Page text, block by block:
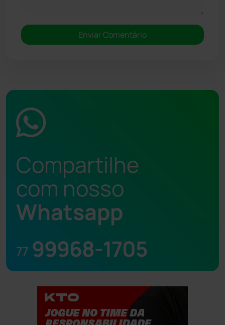
Compartilhe
com nosso
Whatsapp
77 99968-1705